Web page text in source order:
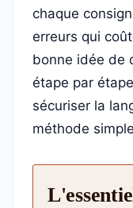
chaque
erreurs qui
bonne idée de
étape par
sécuriser la
méthode